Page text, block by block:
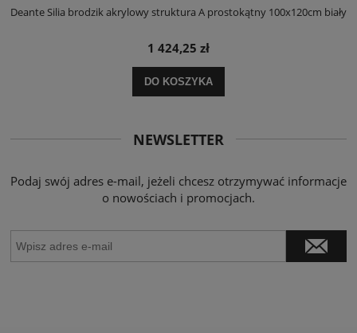
Deante Silia brodzik akrylowy struktura A prostokątny 100x120cm biały
1 424,25 zł
DO KOSZYKA
NEWSLETTER
Podaj swój adres e-mail, jeżeli chcesz otrzymywać informacje
o nowościach i promocjach.